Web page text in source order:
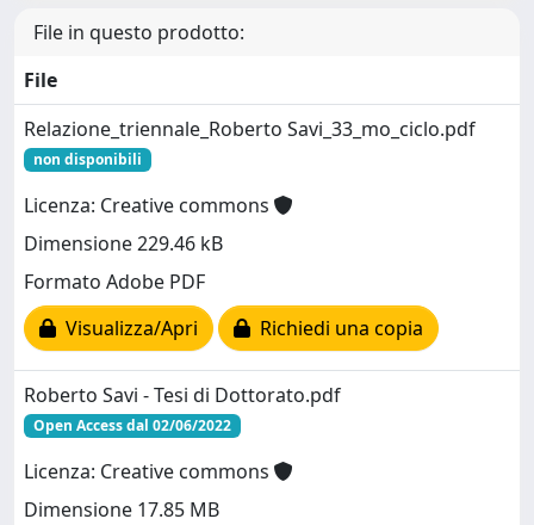
File in questo prodotto:
File
Relazione_triennale_Roberto Savi_33_mo_ciclo.pdf
non disponibili
Licenza: Creative commons
Dimensione 229.46 kB
Formato Adobe PDF
Visualizza/Apri
Richiedi una copia
Roberto Savi - Tesi di Dottorato.pdf
Open Access dal 02/06/2022
Licenza: Creative commons
Dimensione 17.85 MB